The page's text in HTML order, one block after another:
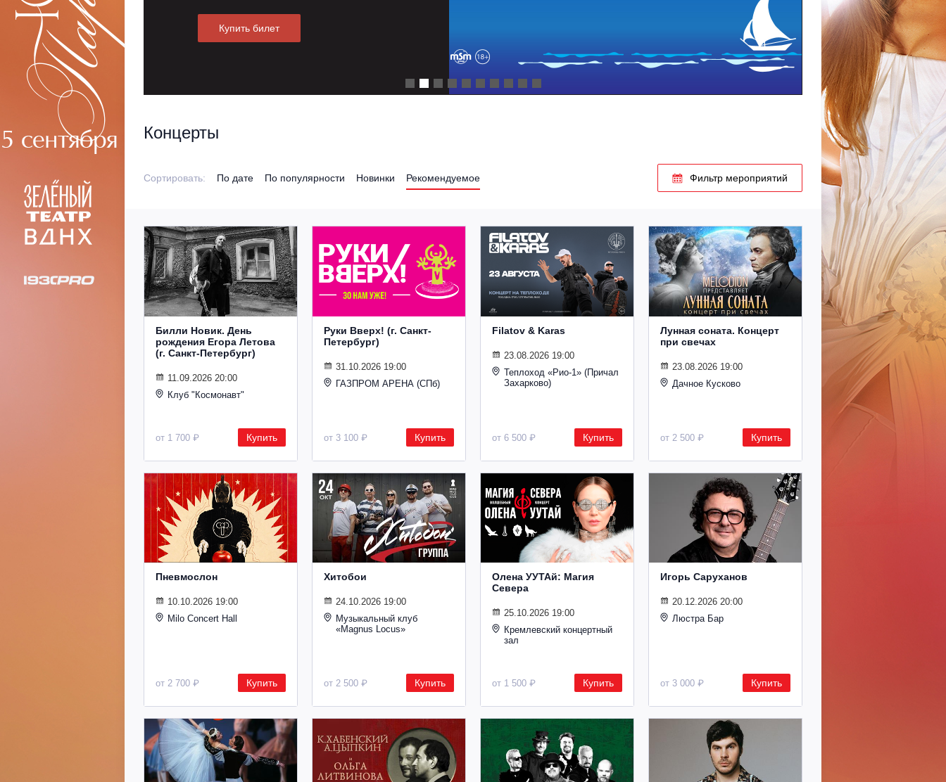
Купить билет
Купить билет
Концерты
Сортировать: По дате По популярности Новинки Рекомендуемое Фильтр мероприятий
Билли Новик. День
рождения Егора Летова
(г. Санкт-Петербург)
11.09.2026 20:00
Клуб "Космонавт"
от 1 700 ₽ Купить
Руки Вверх! (г. Санкт-
Петербург)
31.10.2026 19:00
ГАЗПРОМ АРЕНА (СПб)
от 3 100 ₽ Купить
Filatov & Karas
23.08.2026 19:00
Теплоход «Рио-1» (Причал
Захарково)
от 6 500 ₽ Купить
Лунная соната. Концерт
при свечах
23.08.2026 19:00
Дачное Кусково
от 2 500 ₽ Купить
Пневмослон
10.10.2026 19:00
Milo Concert Hall
от 2 700 ₽ Купить
Хитобои
24.10.2026 19:00
Музыкальный клуб
«Magnus Locus»
от 2 500 ₽ Купить
Олена УУТАй: Магия
Севера
25.10.2026 19:00
Кремлевский концертный
зал
от 1 500 ₽ Купить
Игорь Саруханов
20.12.2026 20:00
Люстра Бар
от 3 000 ₽ Купить